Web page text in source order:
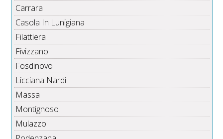
Carrara
Casola In Lunigiana
Filattiera
Fivizzano
Fosdinovo
Licciana Nardi
Massa
Montignoso
Mulazzo